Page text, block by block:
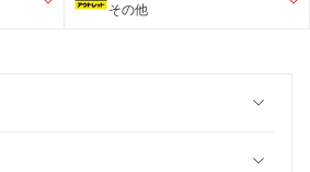
その他